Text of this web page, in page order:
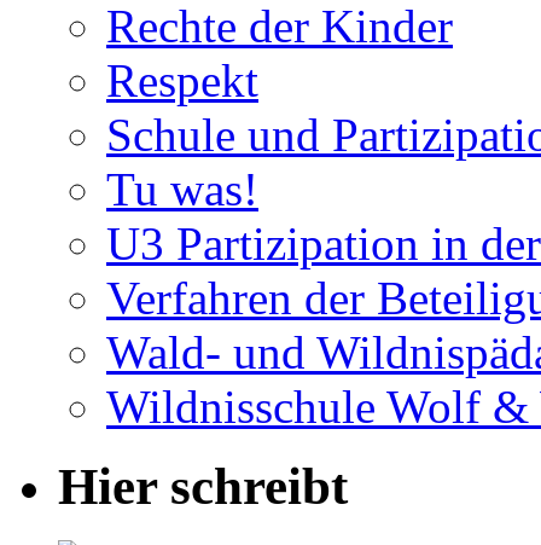
Rechte der Kinder
Respekt
Schule und
Tu was!
U3 Partizipation in
Verfahren der
Wald- und
Wildnisschule Wolf &
Hier schreibt